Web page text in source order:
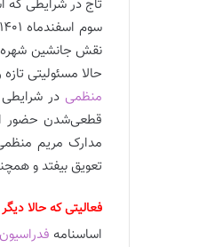
تاج در شرایطی که
نقش جانشین شهره
حالا مسئولیتی
منظمی
قطعی‌شدن حضور
مدارک مریم
تعویق بیفتد و
فعالیتی که حالا
اساسنامه